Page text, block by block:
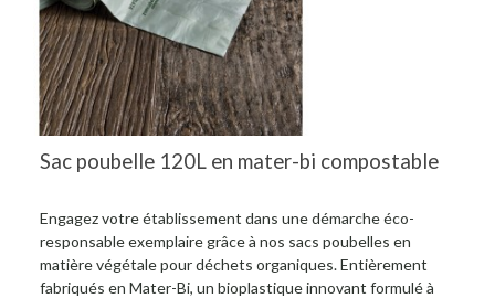
Sac poubelle 120L en mater-bi compostable
Engagez votre établissement dans une démarche éco-
responsable exemplaire grâce à nos sacs poubelles en
matière végétale pour déchets organiques. Entièrement
fabriqués en Mater-Bi, un bioplastique innovant formulé à